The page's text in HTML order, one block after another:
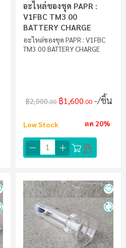
อะไหล่ของชุด PAPR :
V1FBC TM3 00
BATTERY CHARGE
อะไหล่ของชุด PAPR : V1FBC
TM3 00 BATTERY CHARGE
฿2,000.00 ฿1,600.00 /ชิ้น
Low Stock ลด 20%